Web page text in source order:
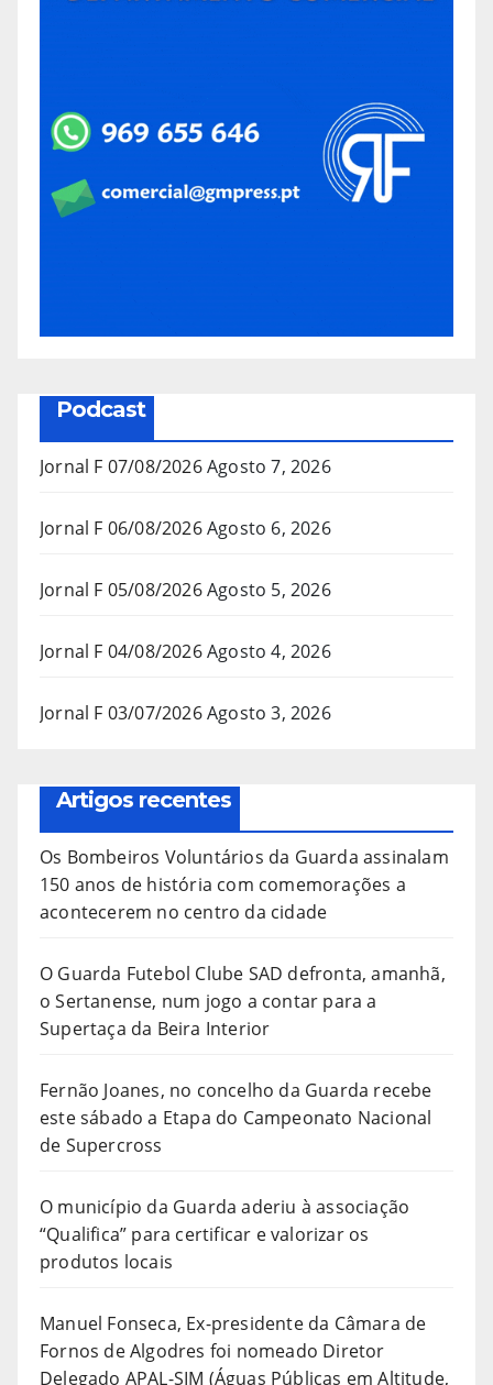
Podcast
Jornal F 07/08/2026Agosto 7, 2026
Jornal F 06/08/2026Agosto 6, 2026
Jornal F 05/08/2026Agosto 5, 2026
Jornal F 04/08/2026Agosto 4, 2026
Jornal F 03/07/2026Agosto 3, 2026
Artigos recentes
Os Bombeiros Voluntários da Guarda assinalam
150 anos de história com comemorações a
acontecerem no centro da cidade
O Guarda Futebol Clube SAD defronta, amanhã,
o Sertanense, num jogo a contar para a
Supertaça da Beira Interior
Fernão Joanes, no concelho da Guarda recebe
este sábado a Etapa do Campeonato Nacional
de Supercross
O município da Guarda aderiu à associação
“Qualifica” para certificar e valorizar os
produtos locais
Manuel Fonseca, Ex-presidente da Câmara de
Fornos de Algodres foi nomeado Diretor
Delegado APAL-SIM (Águas Públicas em Altitude,